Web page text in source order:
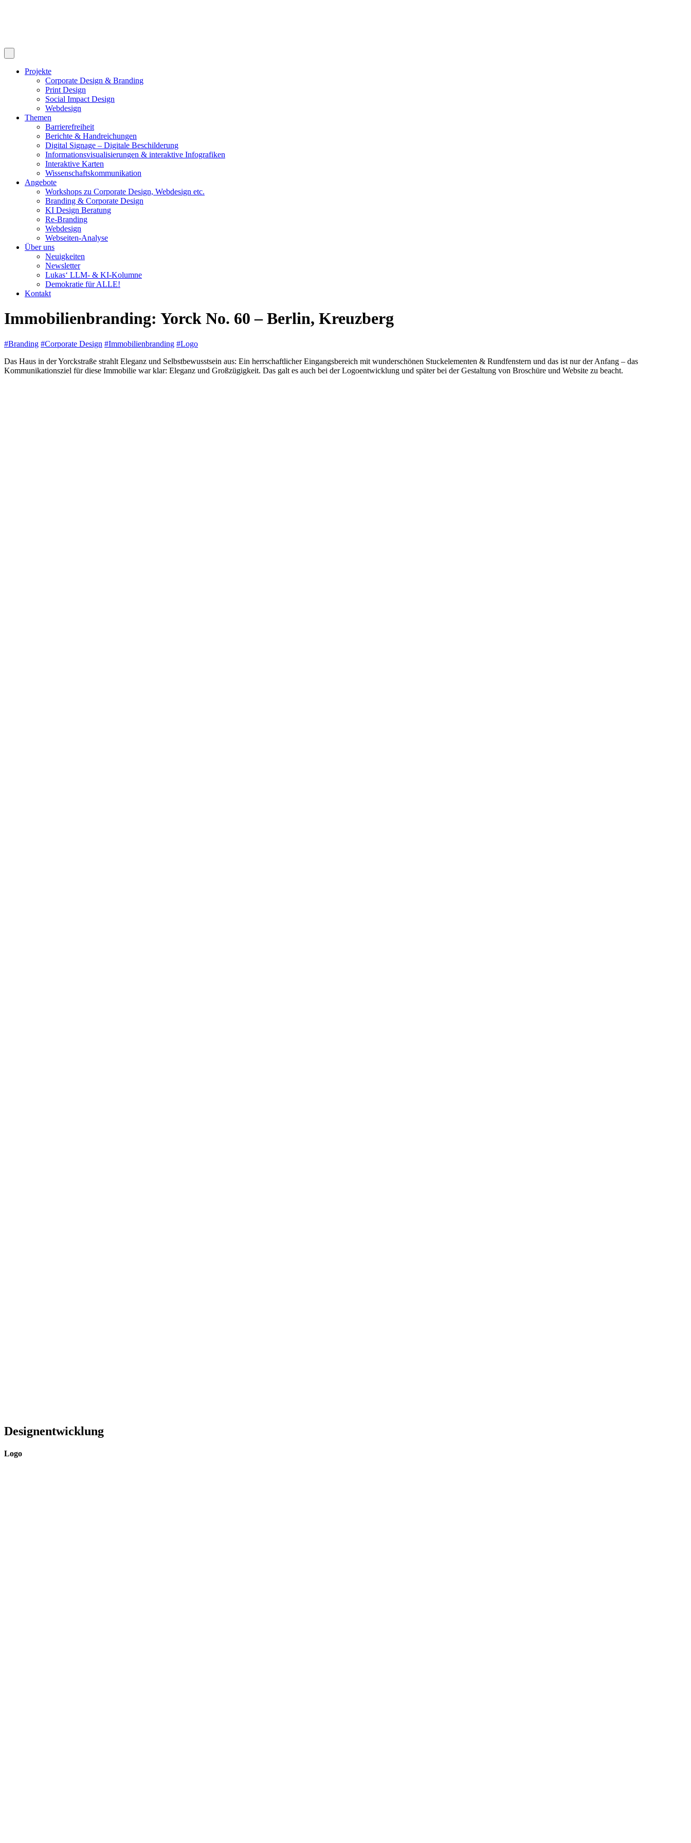
Projekte
Corporate Design & Branding
Print Design
Social Impact Design
Webdesign
Themen
Barrierefreiheit
Berichte & Handreichungen
Digital Signage – Digitale Beschilderung
Informationsvisualisierungen & interaktive Infografiken
Interaktive Karten
Wissenschaftskommunikation
Angebote
Workshops zu Corporate Design, Webdesign etc.
Branding & Corporate Design
KI Design Beratung
Re-Branding
Webdesign
Webseiten-Analyse
Über uns
Neuigkeiten
Newsletter
Lukas‘ LLM- & KI-Kolumne
Demokratie für ALLE!
Kontakt
Immobilienbranding: Yorck No. 60 – Berlin, Kreuzberg
#Branding #Corporate Design #Immobilienbranding #Logo
Das Haus in der Yorckstraße strahlt Eleganz und Selbstbewusstsein aus: Ein herrschaftlicher Eingangsbereich mit wunderschönen Stuckelementen & Rundfenstern und das ist nur der Anfang – das
Kommunikationsziel für diese Immobilie war klar: Eleganz und Großzügigkeit. Das galt es auch bei der Logoentwicklung und später bei der Gestaltung von Broschüre und Website zu beacht.
Designentwicklung
Logo